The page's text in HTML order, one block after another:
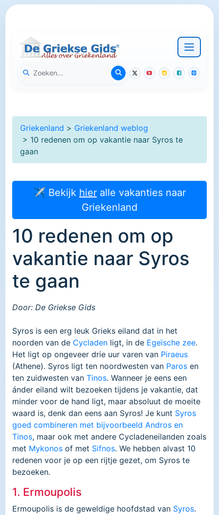
Griekenland > Griekenland weblog
> 10 redenen om op vakantie naar Syros te
gaan
✈ Bekijk hier alle vakanties naar
Griekenland
10 redenen om op
vakantie naar Syros
te gaan
Door: De Griekse Gids
Syros is een erg leuk Grieks eiland dat in het
noorden van de Cycladen ligt, in de Egeïsche zee.
Het ligt op ongeveer drie uur varen van Piraeus
(Athene). Syros ligt ten noordwesten van Paros en
ten zuidwesten van Tinos. Wanneer je eens een
ánder eiland wilt bezoeken tijdens je vakantie, dat
minder voor de hand ligt, maar absoluut de moeite
waard is, denk dan eens aan Syros! Je kunt Syros
goed combineren met bijvoorbeeld Andros en
Tinos, maar ook met andere Cycladeneilanden zoals
met Mykonos of met Sifnos. We hebben alvast 10
redenen voor je op een rijtje gezet, om Syros te
bezoeken.
1. Ermoupolis
Ermoupolis is de geweldige hoofdstad van Syros.